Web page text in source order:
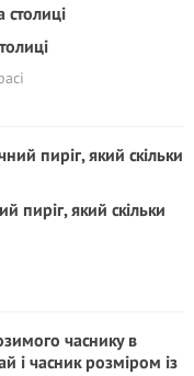
пиріг, який скільки